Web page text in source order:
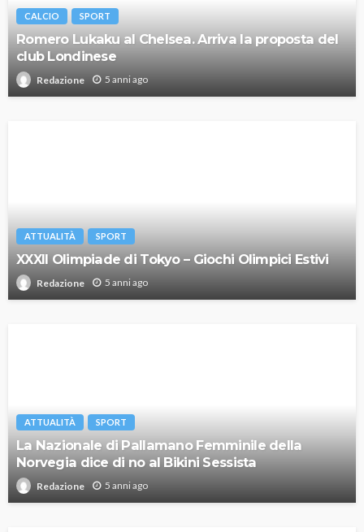
CALCIO SPORT
Romero Lukaku al Chelsea. Arriva la proposta del
club Londinese
Redazione 5 anni ago
ATTUALITÀ SPORT
XXXII Olimpiade di Tokyo – Giochi Olimpici Estivi
Redazione 5 anni ago
ATTUALITÀ SPORT
La Nazionale di Pallamano Femminile della
Norvegia dice di no al Bikini Sessista
Redazione 5 anni ago